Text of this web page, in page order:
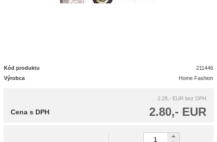
Kód produktu
211446
Výrobca
Home Fashion
2.28,- EUR bez DPH
2.80,- EUR
Cena s DPH